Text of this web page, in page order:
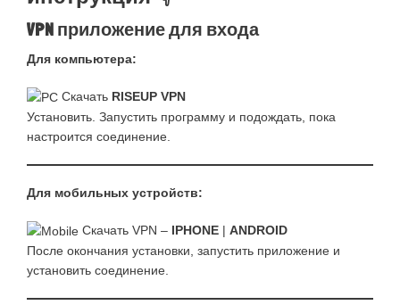
VPN приложение для входа
Для компьютера:
Скачать RISEUP VPN
Установить. Запустить программу и подождать, пока
настроится соединение.
Для мобильных устройств:
Скачать VPN – IPHONE | ANDROID
После окончания установки, запустить приложение и
установить соединение.